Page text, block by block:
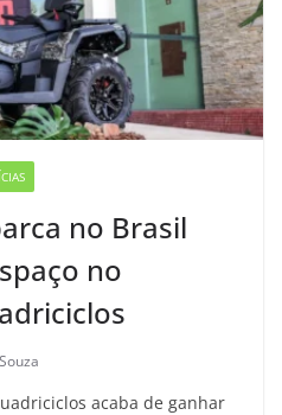
no Brasil
no
acaba de ganhar